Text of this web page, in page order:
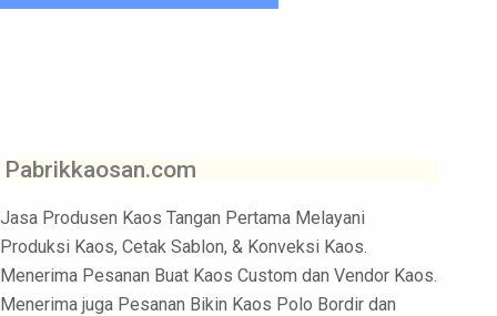
Pabrikkaosan.com
Jasa Produsen Kaos Tangan Pertama Melayani
Produksi Kaos, Cetak Sablon, & Konveksi Kaos.
Menerima Pesanan Buat Kaos Custom dan Vendor Kaos.
Menerima juga Pesanan Bikin Kaos Polo Bordir dan